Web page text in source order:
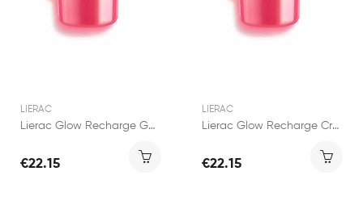
LIERAC
Lierac Glow Recharge Gel-Crème Fraîcheur Eclat...
€22.15
LIERAC
Lierac Glow Recharge Crème Repulpante Eclat 50ml
€22.15